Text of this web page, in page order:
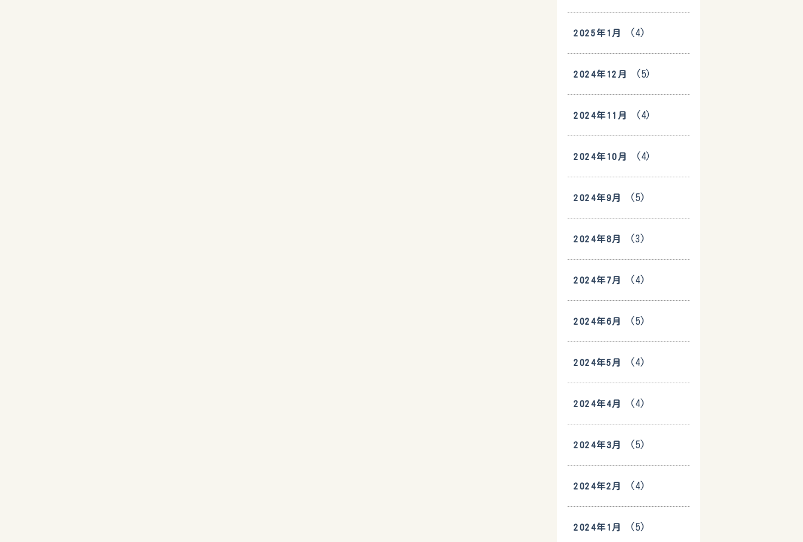
2025年1月 (4)
2024年12月 (5)
2024年11月 (4)
2024年10月 (4)
2024年9月 (5)
2024年8月 (3)
2024年7月 (4)
2024年6月 (5)
2024年5月 (4)
2024年4月 (4)
2024年3月 (5)
2024年2月 (4)
2024年1月 (5)